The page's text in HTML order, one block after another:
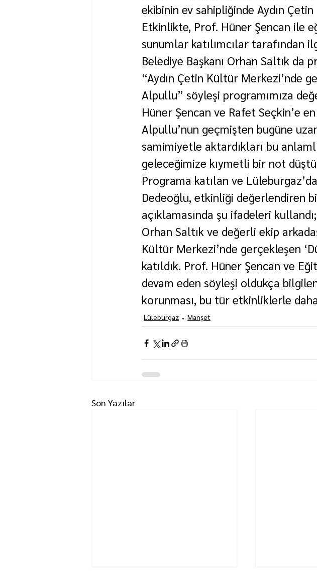
ekibinin ev sahipliğinde Aydın
Etkinlikte, Prof. Hüner Şencan ile
sunumlar katılımcılar tarafından
Belediye Başkanı Orhan Saltık da
“Aydın Çetin Kültür Merkezi’nde
Alpullu” söyleşi programımıza
Hüner Şencan ve Rafet Seçkin’e
Alpullu’nun geçmişten bugüne
samimiyetle aktardıkları bu
geleceğimize kıymetli bir not
Programa katılan ve
Dedeoğlu, etkinliği değerlendiren
açıklamasında şu ifadeleri
Orhan Saltık ve değerli ekip
Kültür Merkezi’nde gerçekleşen
katıldık. Prof. Hüner Şencan ve
devam eden söyleşi oldukça
korunması, bu tür etkinliklerle
Lüleburgaz Manşet
Son Yazılar